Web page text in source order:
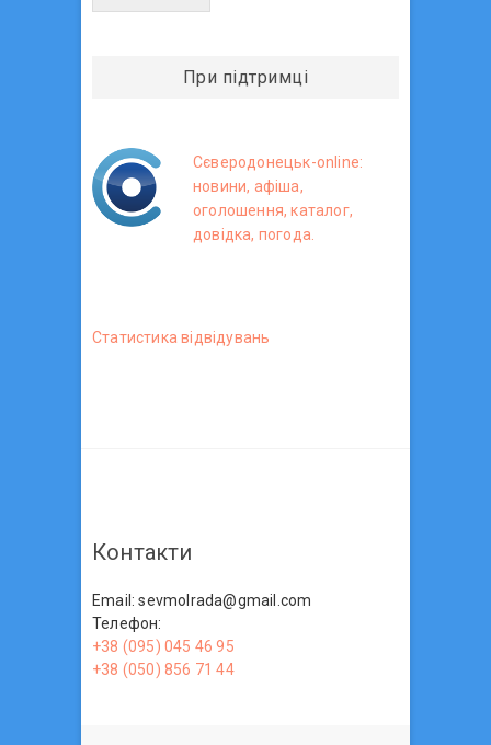
При підтримці
Сєверодонецьк-online:
новини, афіша,
оголошення, каталог,
довідка, погода.
Статистика вiдвiдувань
Контакти
Email: sevmolrada@gmail.com
Телефон:
+38 (095) 045 46 95
+38 (050) 856 71 44